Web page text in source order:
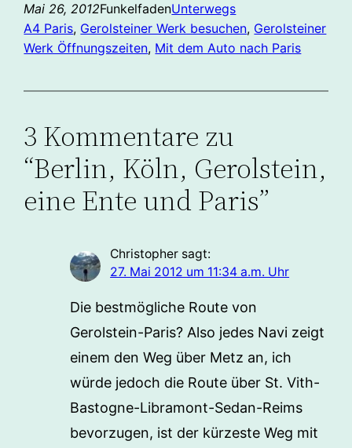
Mai 26, 2012FunkelfadenUnterwegs
A4 Paris, Gerolsteiner Werk besuchen, Gerolsteiner
Werk Öffnungszeiten, Mit dem Auto nach Paris
3 Kommentare zu
“Berlin, Köln, Gerolstein,
eine Ente und Paris”
Christopher sagt:
27. Mai 2012 um 11:34 a.m. Uhr
Die bestmögliche Route von
Gerolstein-Paris? Also jedes Navi zeigt
einem den Weg über Metz an, ich
würde jedoch die Route über St. Vith-
Bastogne-Libramont-Sedan-Reims
bevorzugen, ist der kürzeste Weg mit